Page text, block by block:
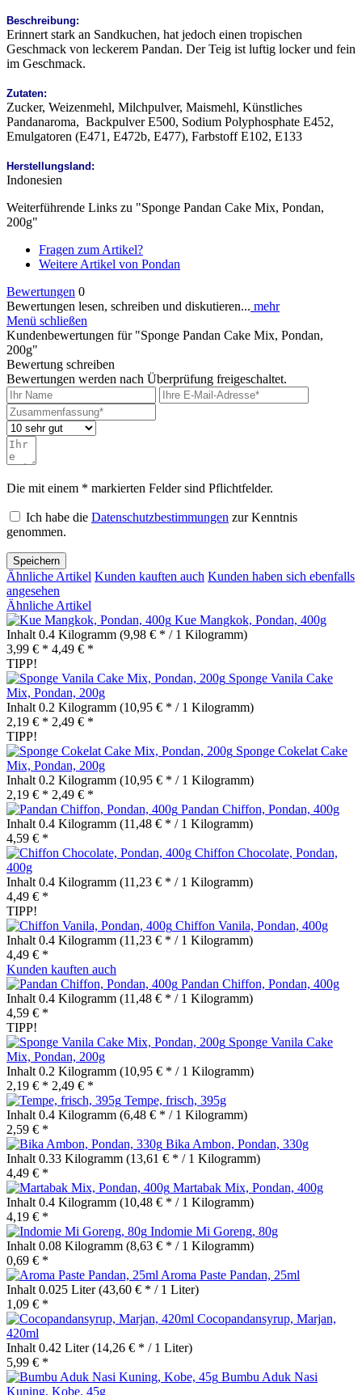
Beschreibung:
Erinnert stark an Sandkuchen, hat jedoch einen tropischen
Geschmack von leckerem Pandan. Der Teig ist luftig locker und fein
im Geschmack.
Zutaten:
Zucker, Weizenmehl, Milchpulver, Maismehl, Künstliches
Pandanaroma, Backpulver E500, Sodium Polyphosphate E452,
Emulgatoren (E471, E472b, E477), Farbstoff E102, E133
Herstellungsland:
Indonesien
Weiterführende Links zu "Sponge Pandan Cake Mix, Pondan,
200g"
Fragen zum Artikel?
Weitere Artikel von Pondan
Bewertungen 0
Bewertungen lesen, schreiben und diskutieren... mehr
Menü schließen
Kundenbewertungen für "Sponge Pandan Cake Mix, Pondan,
200g"
Bewertung schreiben
Bewertungen werden nach Überprüfung freigeschaltet.
Die mit einem * markierten Felder sind Pflichtfelder.
Ich habe die Datenschutzbestimmungen zur Kenntnis
genommen.
Speichern
Ähnliche Artikel Kunden kauften auch Kunden haben sich ebenfalls
angesehen
Ähnliche Artikel
Kue Mangkok, Pondan, 400g
Inhalt 0.4 Kilogramm (9,98 € * / 1 Kilogramm)
3,99 € * 4,49 € *
TIPP!
Sponge Vanila Cake
Mix, Pondan, 200g
Inhalt 0.2 Kilogramm (10,95 € * / 1 Kilogramm)
2,19 € * 2,49 € *
TIPP!
Sponge Cokelat Cake
Mix, Pondan, 200g
Inhalt 0.2 Kilogramm (10,95 € * / 1 Kilogramm)
2,19 € * 2,49 € *
Pandan Chiffon, Pondan, 400g
Inhalt 0.4 Kilogramm (11,48 € * / 1 Kilogramm)
4,59 € *
Chiffon Chocolate, Pondan,
400g
Inhalt 0.4 Kilogramm (11,23 € * / 1 Kilogramm)
4,49 € *
TIPP!
Chiffon Vanila, Pondan, 400g
Inhalt 0.4 Kilogramm (11,23 € * / 1 Kilogramm)
4,49 € *
Kunden kauften auch
Pandan Chiffon, Pondan, 400g
Inhalt 0.4 Kilogramm (11,48 € * / 1 Kilogramm)
4,59 € *
TIPP!
Sponge Vanila Cake
Mix, Pondan, 200g
Inhalt 0.2 Kilogramm (10,95 € * / 1 Kilogramm)
2,19 € * 2,49 € *
Tempe, frisch, 395g
Inhalt 0.4 Kilogramm (6,48 € * / 1 Kilogramm)
2,59 € *
Bika Ambon, Pondan, 330g
Inhalt 0.33 Kilogramm (13,61 € * / 1 Kilogramm)
4,49 € *
Martabak Mix, Pondan, 400g
Inhalt 0.4 Kilogramm (10,48 € * / 1 Kilogramm)
4,19 € *
Indomie Mi Goreng, 80g
Inhalt 0.08 Kilogramm (8,63 € * / 1 Kilogramm)
0,69 € *
Aroma Paste Pandan, 25ml
Inhalt 0.025 Liter(43,60 € * / 1 Liter)
1,09 € *
Cocopandansyrup, Marjan,
420ml
Inhalt 0.42 Liter(14,26 € * / 1 Liter)
5,99 € *
Bumbu Aduk Nasi
Kuning, Kobe, 45g